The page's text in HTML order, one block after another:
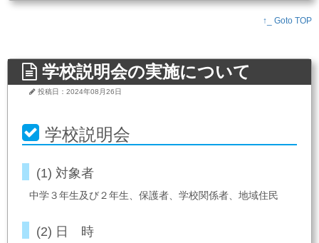
↑_ Goto TOP
学校説明会の実施について
投稿日：2024年08月26日
学校説明会
(1) 対象者
中学３年生及び２年生、保護者、学校関係者、地域住民
(2) 日 時